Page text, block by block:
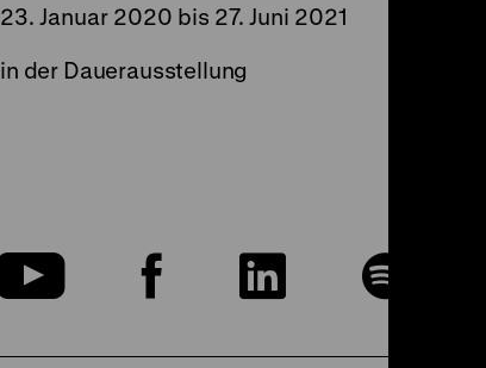
23. Januar 2020 bis 27. Juni 2021
in der Dauerausstellung
Zu
Zu